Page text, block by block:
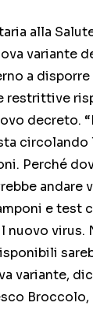
alla
variante
a disporre
restrittive
decreto.
circolando
Perché
andare
e test
nuovo
variante,